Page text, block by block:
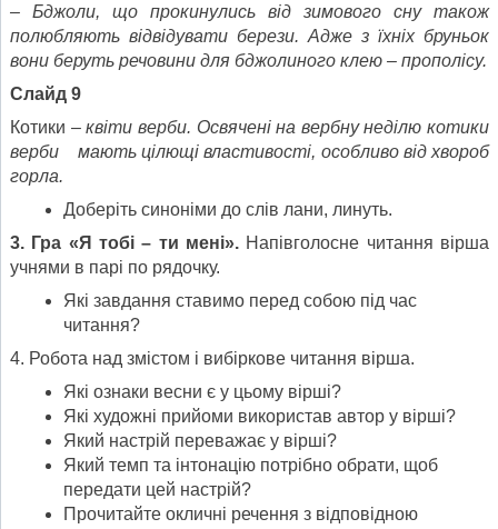
– Бджоли, що прокинулись від зимового сну також
полюбляють відвідувати берези. Адже з їхніх бруньок
вони беруть речовини для бджолиного клею – прополісу.
Слайд 9
Котики –квіти верби. Освячені на вербну неділю котики
верби мають цілющі властивості, особливо від хвороб
горла.
Доберіть синоніми до слів лани, линуть.
3. Гра «Я тобі – ти мені». Напівголосне читання вірша
учнями в парі по рядочку.
Які завдання ставимо перед собою під час
читання?
4. Робота над змістом і вибіркове читання вірша.
Які ознаки весни є у цьому вірші?
Які художні прийоми використав автор у вірші?
Який настрій переважає у вірші?
Який темп та інтонацію потрібно обрати, щоб
передати цей настрій?
Прочитайте окличні речення з відповідною